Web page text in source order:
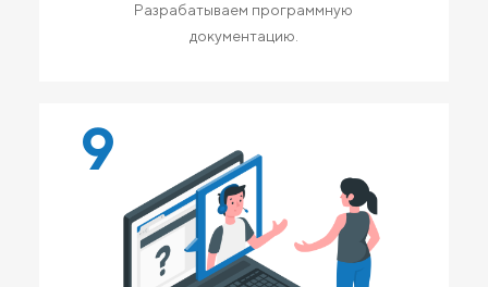
Разрабатываем программную
документацию.
9